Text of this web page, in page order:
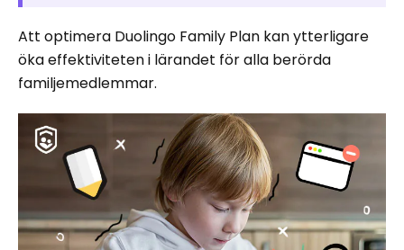
Att optimera Duolingo Family Plan kan ytterligare
öka effektiviteten i lärandet för alla berörda
familjemedlemmar.